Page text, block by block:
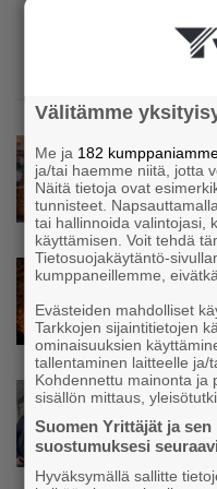
katteen
Uutinen
Kainuun
seurattava
Uutinen
näytä
Uutinen
olla muualla
Myllylä
omansa
Välitämme
Me ja 182
ja/tai haemme niitä, jotta
Näitä tietoja ovat
tunnisteet.
tai hallinnoida valintojasi,
käyttämisen. Voit tehdä
Tietosuojakäytäntö-
kumppaneillemme,
Evästeiden mahdolliset
Tarkkojen sijaintitietojen
ominaisuuksien
tallentaminen laitteelle ja/
Kohdennettu mainonta ja
sisällön mittaus,
Suomen Yrittäjät ja
suostumuksesi
Hyväksymällä sallitte